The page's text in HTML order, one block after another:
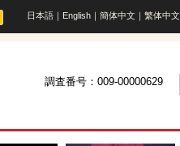
日本語 ｜ English ｜ 簡体中文 ｜ 繁体中文
調査番号：009-00000629